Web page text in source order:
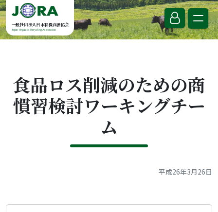
Skip to content
一般社団法人日本有機資源協会
Japan Organics Recycling Association
食品ロス削減のための商
慣習検討ワーキングチー
ム
平成26年3月26日